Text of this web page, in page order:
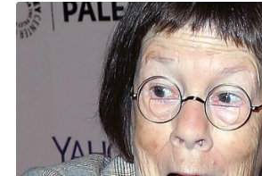
e
n
e
T
w
i
t
C
p
y